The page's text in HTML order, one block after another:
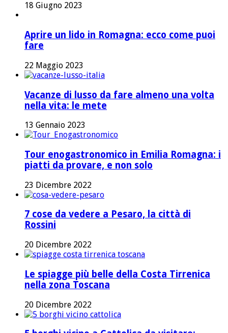
18 Giugno 2023
Aprire un lido in Romagna: ecco come puoi
fare
22 Maggio 2023
Vacanze di lusso da fare almeno una volta
nella vita: le mete
13 Gennaio 2023
Tour enogastronomico in Emilia Romagna: i
piatti da provare, e non solo
23 Dicembre 2022
7 cose da vedere a Pesaro, la città di
Rossini
20 Dicembre 2022
Le spiagge più belle della Costa Tirrenica
nella zona Toscana
20 Dicembre 2022